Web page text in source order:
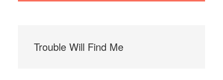
Trouble Will Find Me